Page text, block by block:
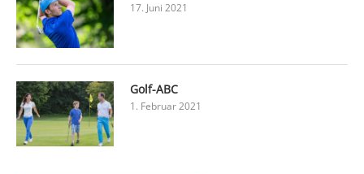
17. Juni 2021
Golf-ABC
1. Februar 2021